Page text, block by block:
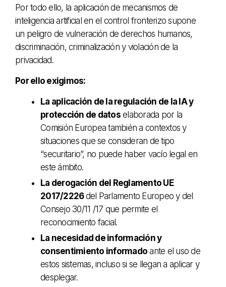
Por todo ello, la aplicación de mecanismos de
inteligencia artificial en el control fronterizo supone
un peligro de vulneración de derechos humanos,
discriminación, criminalización y violación de la
privacidad.
Por ello exigimos:
La aplicación de la regulación de la IA y
protección de datoselaborada por la
Comisión Europea también a contextos y
situaciones que se consideran de tipo
“securitario”, no puede haber vacío legal en
este ámbito.
La derogación del Reglamento UE
2017/2226del Parlamento Europeo y del
Consejo 30/11 /17 que permite el
reconocimiento facial.
La necesidad de información y
consentimiento informado ante el uso de
estos sistemas, incluso si se llegan a aplicar y
desplegar.